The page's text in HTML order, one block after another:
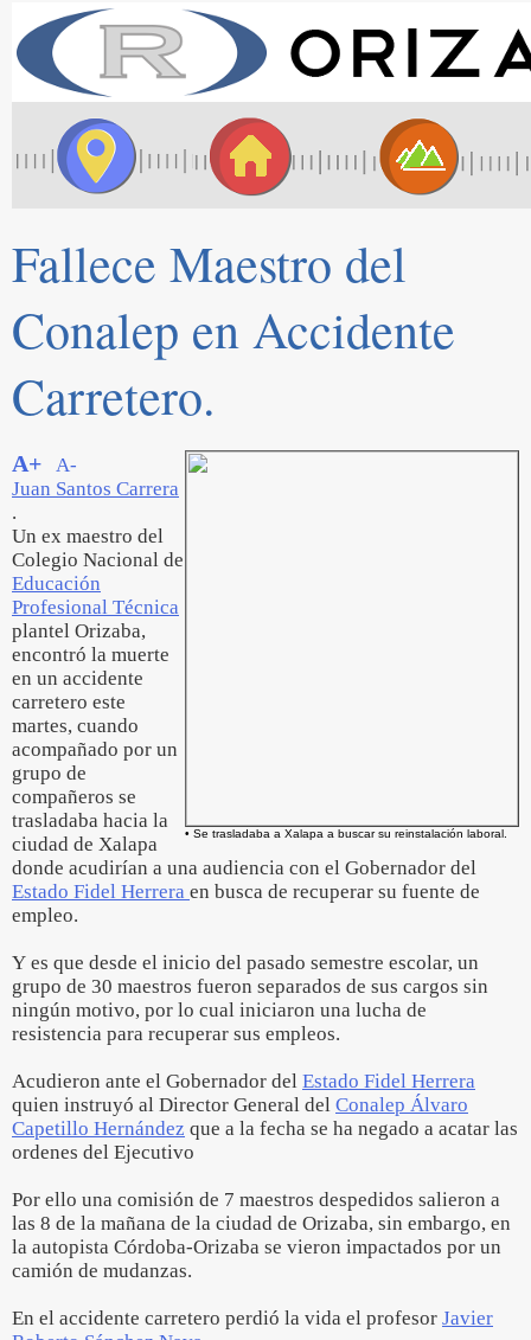
Fallece Maestro del
Conalep en Accidente
Carretero.
• Se trasladaba a Xalapa a buscar su reinstalación laboral.
A+
A-
Juan Santos Carrera
.
Un ex maestro del
Colegio Nacional de
Educación
Profesional Técnica
plantel Orizaba,
encontró la muerte
en un accidente
carretero este
martes, cuando
acompañado por un
grupo de
compañeros se
trasladaba hacia la
ciudad de Xalapa
donde acudirían a una audiencia con el Gobernador del
Estado Fidel Herrera en busca de recuperar su fuente de
empleo.
Y es que desde el inicio del pasado semestre escolar, un
grupo de 30 maestros fueron separados de sus cargos sin
ningún motivo, por lo cual iniciaron una lucha de
resistencia para recuperar sus empleos.
Acudieron ante el Gobernador del Estado Fidel Herrera
quien instruyó al Director General del Conalep Álvaro
Capetillo Hernández que a la fecha se ha negado a acatar las
ordenes del Ejecutivo
Por ello una comisión de 7 maestros despedidos salieron a
las 8 de la mañana de la ciudad de Orizaba, sin embargo, en
la autopista Córdoba-Orizaba se vieron impactados por un
camión de mudanzas.
En el accidente carretero perdió la vida el profesor Javier